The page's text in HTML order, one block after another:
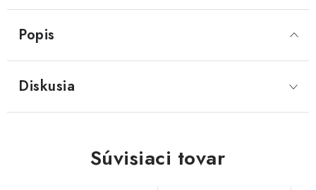
Popis
Diskusia
Súvisiaci tovar